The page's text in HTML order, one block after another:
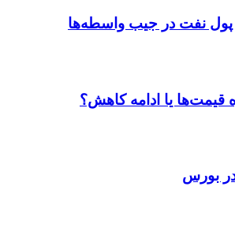
پول نفت در جیب واسطه‌ها
قیمت‌ها یا ادامه کاهش؟
بورس